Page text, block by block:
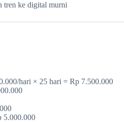
tren ke digital murni
hari × 25 hari = Rp 7.500.000
5.000.000